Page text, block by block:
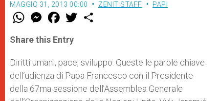
MAGGIO 31, 2013 00:00 ZENIT STAFF PAPI
W
t
s
p
p
M
e
s
e
g
e
r
F
a
e
b
o
k
w
r
Share this Entry
Diritti umani, pace, sviluppo. Queste le parole chiave
dell’udienza di Papa Francesco con il Presidente
della 67ma sessione dell’Assemblea Generale